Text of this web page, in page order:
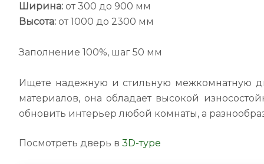
Ширина: от 300 до 900 мм
Высота: от 1000 до 2300 мм
Заполнение 100%, шаг 50 мм
Ищете надежную и стильную межкомнатную
материалов, она обладает высокой
обновить интерьер любой комнаты, а
Посмотреть дверь в 3D-туре